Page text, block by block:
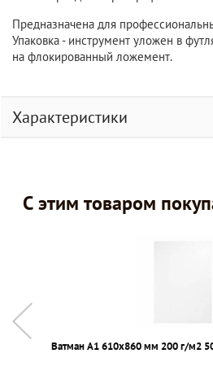
Предназначена для
Упаковка - инструмент уложен в
на флокированный ложемент.
Характеристики
С этим товаром
Ватман А1 610х860 мм 200 г/м2